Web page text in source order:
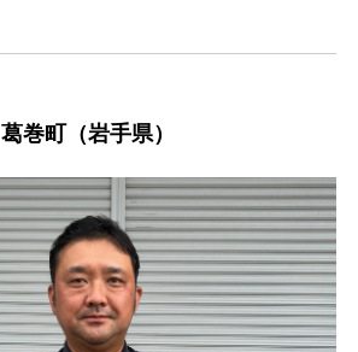
葛巻町（岩手県）